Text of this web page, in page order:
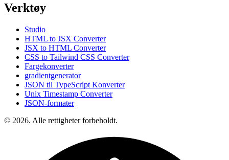
Verktøy
Studio
HTML to JSX Converter
JSX to HTML Converter
CSS to Tailwind CSS Converter
Fargekonverter
gradientgenerator
JSON til TypeScript Konverter
Unix Timestamp Converter
JSON-formater
© 2026. Alle rettigheter forbeholdt.